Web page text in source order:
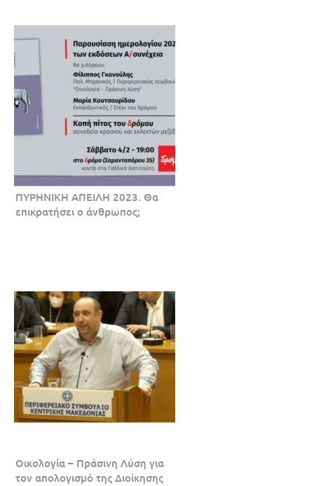
ΠΥΡΗΝΙΚH ΑΠΕΙΛH 2023. Θα
επικρατήσει ο άνθρωπος;
Οικολογία – Πράσινη Λύση για
τον απολογισμό της Διοίκησης